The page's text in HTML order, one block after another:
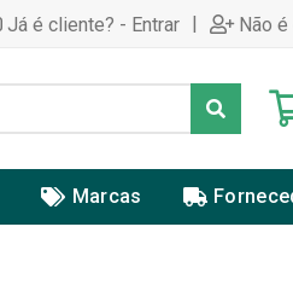
Já é cliente? - Entrar | Não
Marcas